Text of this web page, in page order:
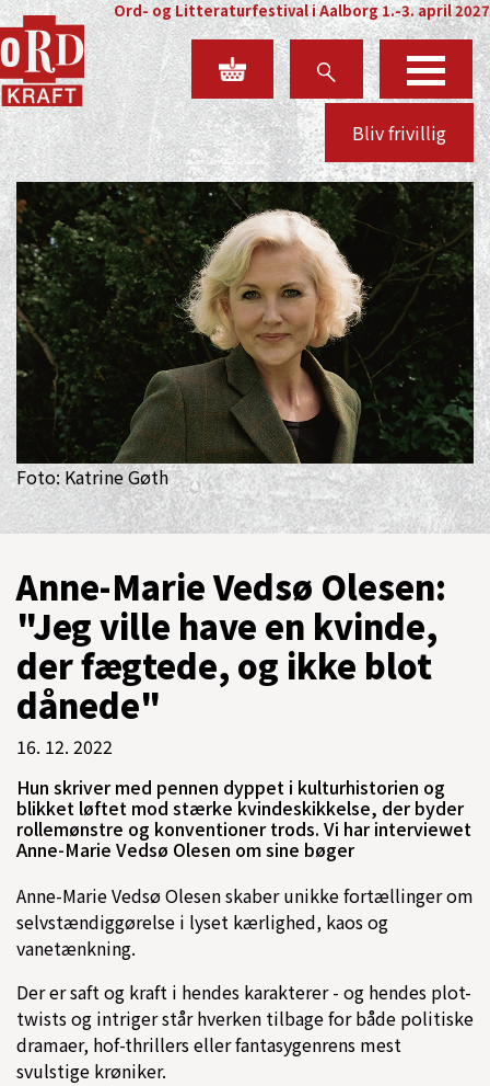
Bliv frivillig
Ord- og Litteraturfestival i Aalborg 1.-3. april 2027
Foto: Katrine Gøth
Anne-Marie Vedsø Olesen:
"Jeg ville have en kvinde,
der fægtede, og ikke blot
dånede"
16. 12. 2022
Hun skriver med pennen dyppet i kulturhistorien og
blikket løftet mod stærke kvindeskikkelse, der byder
rollemønstre og konventioner trods. Vi har interviewet
Anne-Marie Vedsø Olesen om sine bøger
Anne-Marie Vedsø Olesen skaber unikke fortællinger om
selvstændiggørelse i lyset kærlighed, kaos og
vanetænkning.
Der er saft og kraft i hendes karakterer - og hendes plot-
twists og intriger står hverken tilbage for både politiske
dramaer, hof-thrillers eller fantasygenrens mest
svulstige krøniker.